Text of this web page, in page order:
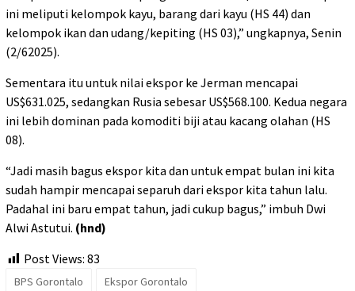
ini meliputi kelompok kayu, barang dari kayu (HS 44) dan
kelompok ikan dan udang/kepiting (HS 03),” ungkapnya, Senin
(2/62025).
Sementara itu untuk nilai ekspor ke Jerman mencapai
US$631.025, sedangkan Rusia sebesar US$568.100. Kedua negara
ini lebih dominan pada komoditi biji atau kacang olahan (HS
08).
“Jadi masih bagus ekspor kita dan untuk empat bulan ini kita
sudah hampir mencapai separuh dari ekspor kita tahun lalu.
Padahal ini baru empat tahun, jadi cukup bagus,” imbuh Dwi
Alwi Astutui. (hnd)
Post Views: 83
BPS Gorontalo Ekspor Gorontalo